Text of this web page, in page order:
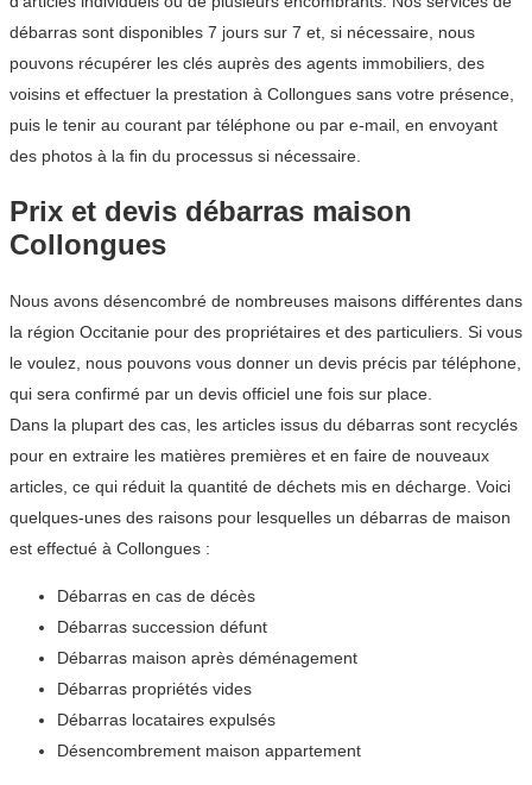
débarras sont disponibles 7 jours sur 7 et, si nécessaire, nous
pouvons récupérer les clés auprès des agents immobiliers, des
voisins et effectuer la prestation à Collongues sans votre présence,
puis le tenir au courant par téléphone ou par e-mail, en envoyant
des photos à la fin du processus si nécessaire.
Prix et devis débarras maison
Collongues
Nous avons désencombré de nombreuses maisons différentes dans
la région Occitanie pour des propriétaires et des particuliers. Si vous
le voulez, nous pouvons vous donner un devis précis par téléphone,
qui sera confirmé par un devis officiel une fois sur place.
Dans la plupart des cas, les articles issus du débarras sont recyclés
pour en extraire les matières premières et en faire de nouveaux
articles, ce qui réduit la quantité de déchets mis en décharge. Voici
quelques-unes des raisons pour lesquelles un débarras de maison
est effectué à Collongues :
Débarras en cas de décès
Débarras succession défunt
Débarras maison après déménagement
Débarras propriétés vides
Débarras locataires expulsés
Désencombrement maison appartement